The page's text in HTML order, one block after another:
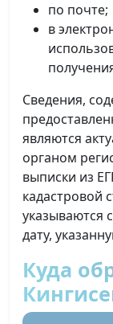
по почте;
в
Сведения,
являются
органом
выписки из
кадастровой
указываются
дату,
Куда